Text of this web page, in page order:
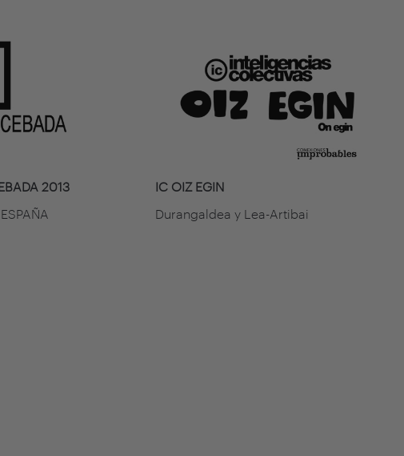
2013
IC OIZ EGIN
Durangaldea y Lea-Artibai